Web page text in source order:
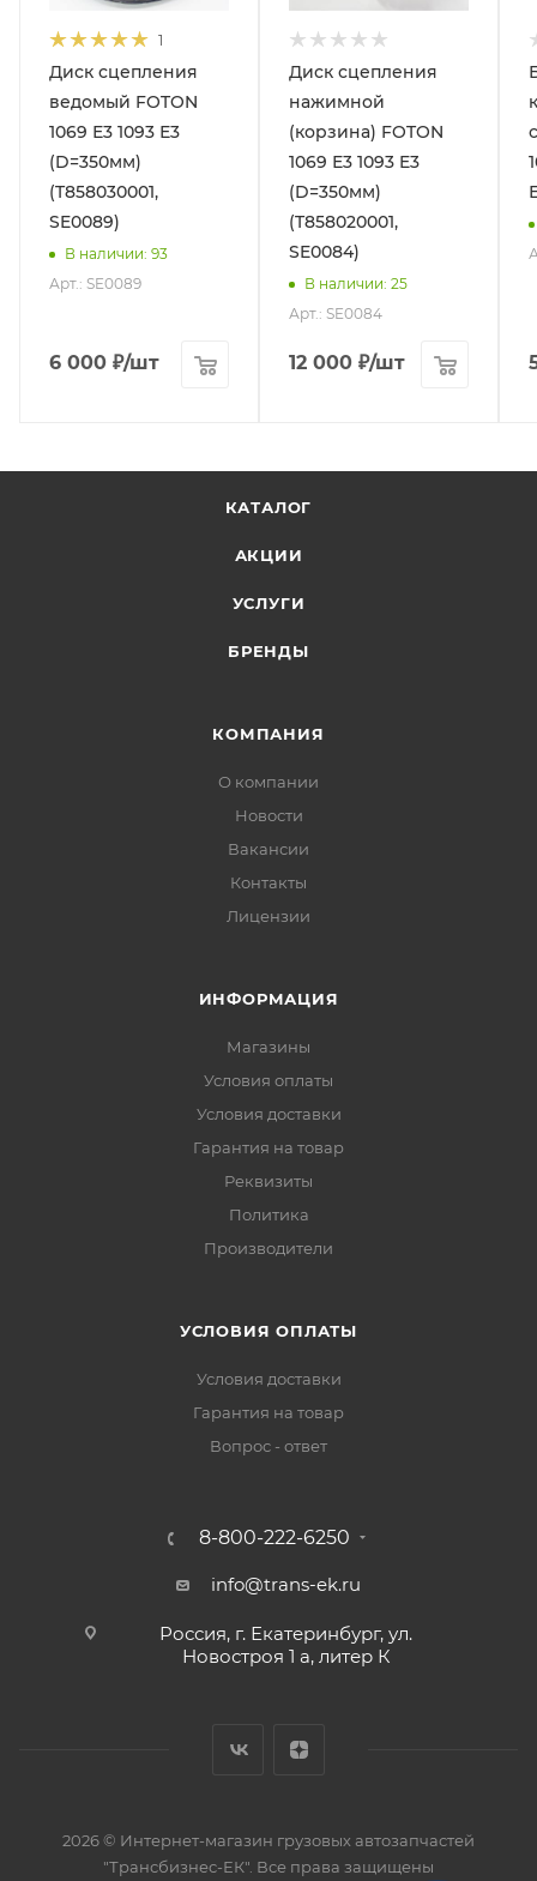
1
Диск сцепления
ведомый FOTON
1069 Е3 1093 Е3
(D=350мм)
(T858030001,
SE0089)
В наличии: 93
Арт.: SE0089
6 000 ₽/шт
Диск сцепления
нажимной
(корзина) FOTON
1069 Е3 1093 E3
(D=350мм)
(T858020001,
SE0084)
В наличии: 25
Арт.: SE0084
12 000 ₽/шт
КАТАЛОГ
АКЦИИ
УСЛУГИ
БРЕНДЫ
КОМПАНИЯ
О компании
Новости
Вакансии
Контакты
Лицензии
ИНФОРМАЦИЯ
Магазины
Условия оплаты
Условия доставки
Гарантия на товар
Реквизиты
Политика
Производители
УСЛОВИЯ ОПЛАТЫ
Условия доставки
Гарантия на товар
Вопрос - ответ
8-800-222-6250
info@trans-ek.ru
Россия, г. Екатеринбург, ул.
Новостроя 1 а, литер К
2026 © Интернет-магазин грузовых автозапчастей
"Трансбизнес-ЕК". Все права защищены